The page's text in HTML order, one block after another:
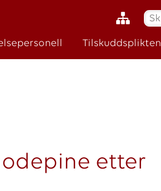
S
k
:
Tilskuddsplikten
etter